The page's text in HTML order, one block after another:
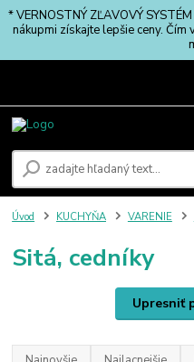
* VERNOSTNÝ ZĽAVOVÝ
nákupmi získajte lepšie ceny. Čím
Úvod KUCHYŇA VARENIE
Sitá, cedníky
Upresniť